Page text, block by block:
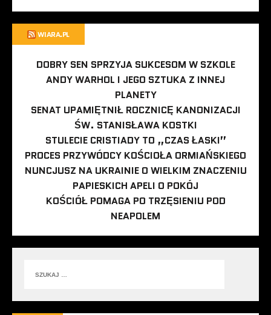
WIARA.PL
DOBRY SEN SPRZYJA SUKCESOM W SZKOLE
ANDY WARHOL I JEGO SZTUKA Z INNEJ
PLANETY
SENAT UPAMIĘTNIŁ ROCZNICĘ KANONIZACJI
ŚW. STANISŁAWA KOSTKI
STULECIE CRISTIADY TO „CZAS ŁASKI”
PROCES PRZYWÓDCY KOŚCIOŁA ORMIAŃSKIEGO
NUNCJUSZ NA UKRAINIE O WIELKIM ZNACZENIU
PAPIESKICH APELI O POKÓJ
KOŚCIÓŁ POMAGA PO TRZĘSIENIU POD
NEAPOLEM